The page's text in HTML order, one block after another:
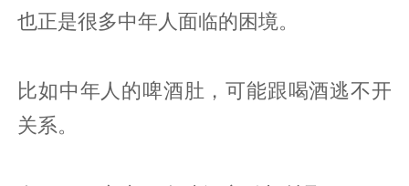
也正是很多中年人面临的困境。
比如中年人的啤酒肚，可能跟喝酒逃不开
关系。